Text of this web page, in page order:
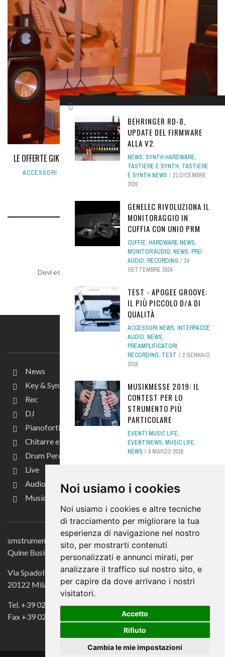
Noi usiamo i cookies
Noi usiamo i cookies e altre tecniche
di tracciamento per migliorare la tua
esperienza di navigazione nel nostro
sito, per mostrarti contenuti
personalizzati e annunci mirati, per
analizzare il traffico sul nostro sito, e
per capire da dove arrivano i nostri
visitatori.
Accetto
Rifiuto
Cambia le mie impostazioni
LE OFFERTE GIK ACOUSTICS NON SI FERMANO NEANCHE D'ESTATE!
ACCESSORI REC RECORDING ,RECORDING NEWS
27
AGOSTO 2018
LEAVE A REPLY
Devi essere per inviare un commento.
BEHRINGER RD-8,
UPDATE DEL FIRMWARE
ALLA V2
NEWS, SYNTH HARDWARE,
TASTIERE E SYNTH, TASTIERE
E SYNTH NEWS
21 DICEMBRE
2020
GENELEC RIVOLUZIONA IL
MONITORAGGIO IN
CUFFIA CON UNIO PRM
CUFFIE, HARDWARE NEWS,
MONITOR AUDIO, NEWS, PRO
AUDIO, RECORDING
24
SETTEMBRE 2024
TEST - APOGEE GROOVE:
IL PIÙ PICCOLO D/A DI
QUALITÀ
ACCESSORI NEWS, INTERFACCE
AUDIO, NEWS,
PREAMPLIFICATORI,
RECORDING, TEST
2 GENNAIO
2019
MUSIKMESSE 2019: IL
CONTEST PER LO
STRUMENTO PIÙ
PARTICOLARE
EVENTI MUSIC LIFE,
EVENTINEWS, MUSIC LIFE,
NEWS
6 MARZO 2019
DELUXE, IL RITORNO DEL
LEGGENDARIO SYNTH
IBRIDO
NEWS,SYNTH HARDWARE,
TASTIERE E SYNTH ,TASTIERE
E SYNTH NEWS
27 NOVEMBRE
2019
ADAM T8V TEST -
QUANDO LA VOCE SI FA
ACCESSORI AUDIO VIDEO,
AUDIO PER VIDEO
AUDIO VIDEO,MONITOR AUDIO,
MONITOR DJ
NEWS
16 OTTOBRE 2023
IL SITO
News
Key & Synth
Rec
DJ
Pianoforti e Arranger
Chitarre e bassi
Drum Perc
Live
Audio per video
Music Life
CONTATTACI
smstrumentimusicali.it
Quine Business Publisher
Via Spadolini 7
20122 Milano
Tel. +39 02 49756990
Fax +39 02 72016740